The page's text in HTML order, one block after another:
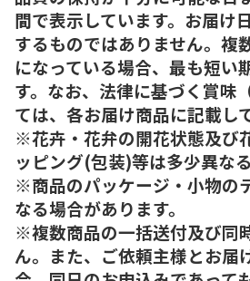
間で表示しています。お届け
するものではありません。複
になっている場合、最も短い
す。なお、法律に基づく賞味
ては、各お届け商品に記載し
※花卉・花弁の開花状態及び
ッピング(包装)等は多少異な
※商品のパッケージ・小物の
なる場合があります。
※複数商品の一括送付及び同
ん。また、ご依頼主様とお届